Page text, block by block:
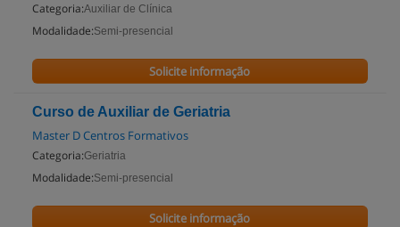
Categoria:Auxiliar de Clínica
Modalidade:Semi-presencial
Solicite informação
Curso de Auxiliar de Geriatria
Master D Centros Formativos
Categoria:Geriatria
Modalidade:Semi-presencial
Solicite informação